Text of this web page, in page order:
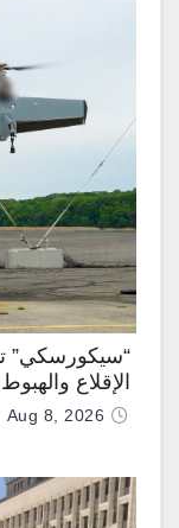
“سيكورسكي”
الإقلاع والهبوط
Aug 8, 2026